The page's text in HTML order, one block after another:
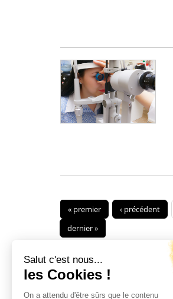
« premier ‹ précédent
dernier »
Salut c'est nous...
les Cookies !
On a attendu d'être sûrs que le contenu